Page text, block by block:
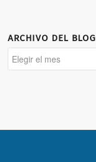
ARCHIVO DEL BLOG